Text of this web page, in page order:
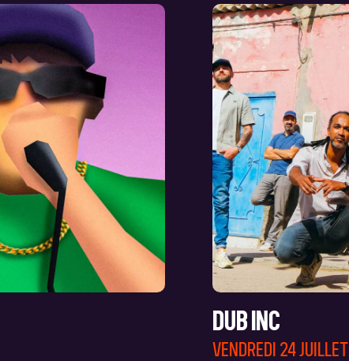
DUB INC
VENDREDI 24 JUILLET